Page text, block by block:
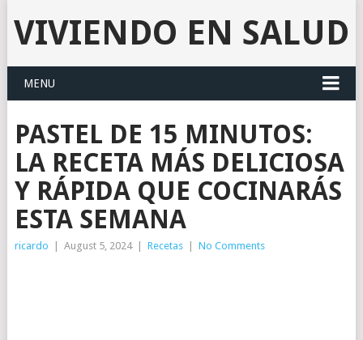
VIVIENDO EN SALUD
MENU
PASTEL DE 15 MINUTOS:
LA RECETA MÁS DELICIOSA
Y RÁPIDA QUE COCINARÁS
ESTA SEMANA
ricardo August 5, 2024 Recetas No Comments